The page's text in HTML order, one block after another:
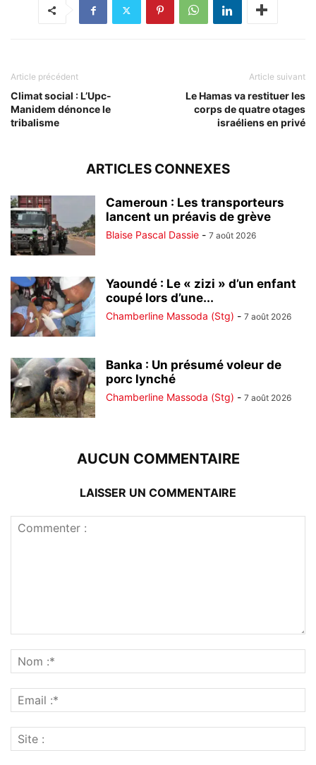
Article précédent
Climat social : L’Upc-
Manidem dénonce le
tribalisme
Article suivant
Le Hamas va restituer les
corps de quatre otages
israéliens en privé
ARTICLES CONNEXES
Cameroun : Les transporteurs
lancent un préavis de grève
Blaise Pascal Dassie - 7 août 2026
Yaoundé : Le « zizi » d’un enfant
coupé lors d’une...
Chamberline Massoda (Stg) - 7 août 2026
Banka : Un présumé voleur de
porc lynché
Chamberline Massoda (Stg) - 7 août 2026
AUCUN COMMENTAIRE
LAISSER UN COMMENTAIRE